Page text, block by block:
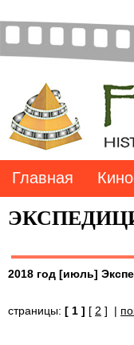
Главная
2018 год [июль]
страницы: [ 1 ] [ 2 ] |